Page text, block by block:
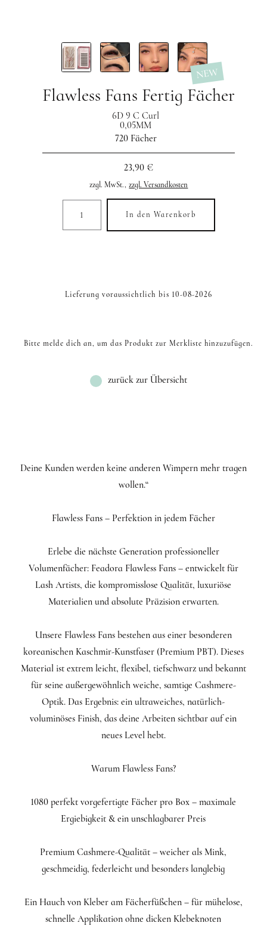
Flawless Fans Fertig Fächer
6D 9 C Curl
0,05MM
720 Fächer
NEW
23,90 €
zzgl. MwSt., zzgl. Versandkosten
In den Warenkorb
Lieferung voraussichtlich bis 10-08-2026
Bitte melde dich an, um das Produkt zur Merkliste hinzuzufügen.
zurück zur Übersicht
Deine Kunden werden keine anderen Wimpern mehr tragen
wollen.“
Flawless Fans – Perfektion in jedem Fächer
Erlebe die nächste Generation professioneller
Volumenfächer: Feadora Flawless Fans – entwickelt für
Lash Artists, die kompromisslose Qualität, luxuriöse
Materialien und absolute Präzision erwarten.
Unsere Flawless Fans bestehen aus einer besonderen
koreanischen Kaschmir-Kunstfaser (Premium PBT). Dieses
Material ist extrem leicht, flexibel, tiefschwarz und bekannt
für seine außergewöhnlich weiche, samtige Cashmere-
Optik. Das Ergebnis: ein ultraweiches, natürlich-
voluminöses Finish, das deine Arbeiten sichtbar auf ein
neues Level hebt.
Warum Flawless Fans?
1080 perfekt vorgefertigte Fächer pro Box – maximale
Ergiebigkeit & ein unschlagbarer Preis
Premium Cashmere-Qualität – weicher als Mink,
geschmeidig, federleicht und besonders langlebig
Ein Hauch von Kleber am Fächerfüßchen – für mühelose,
schnelle Applikation ohne dicken Klebeknoten